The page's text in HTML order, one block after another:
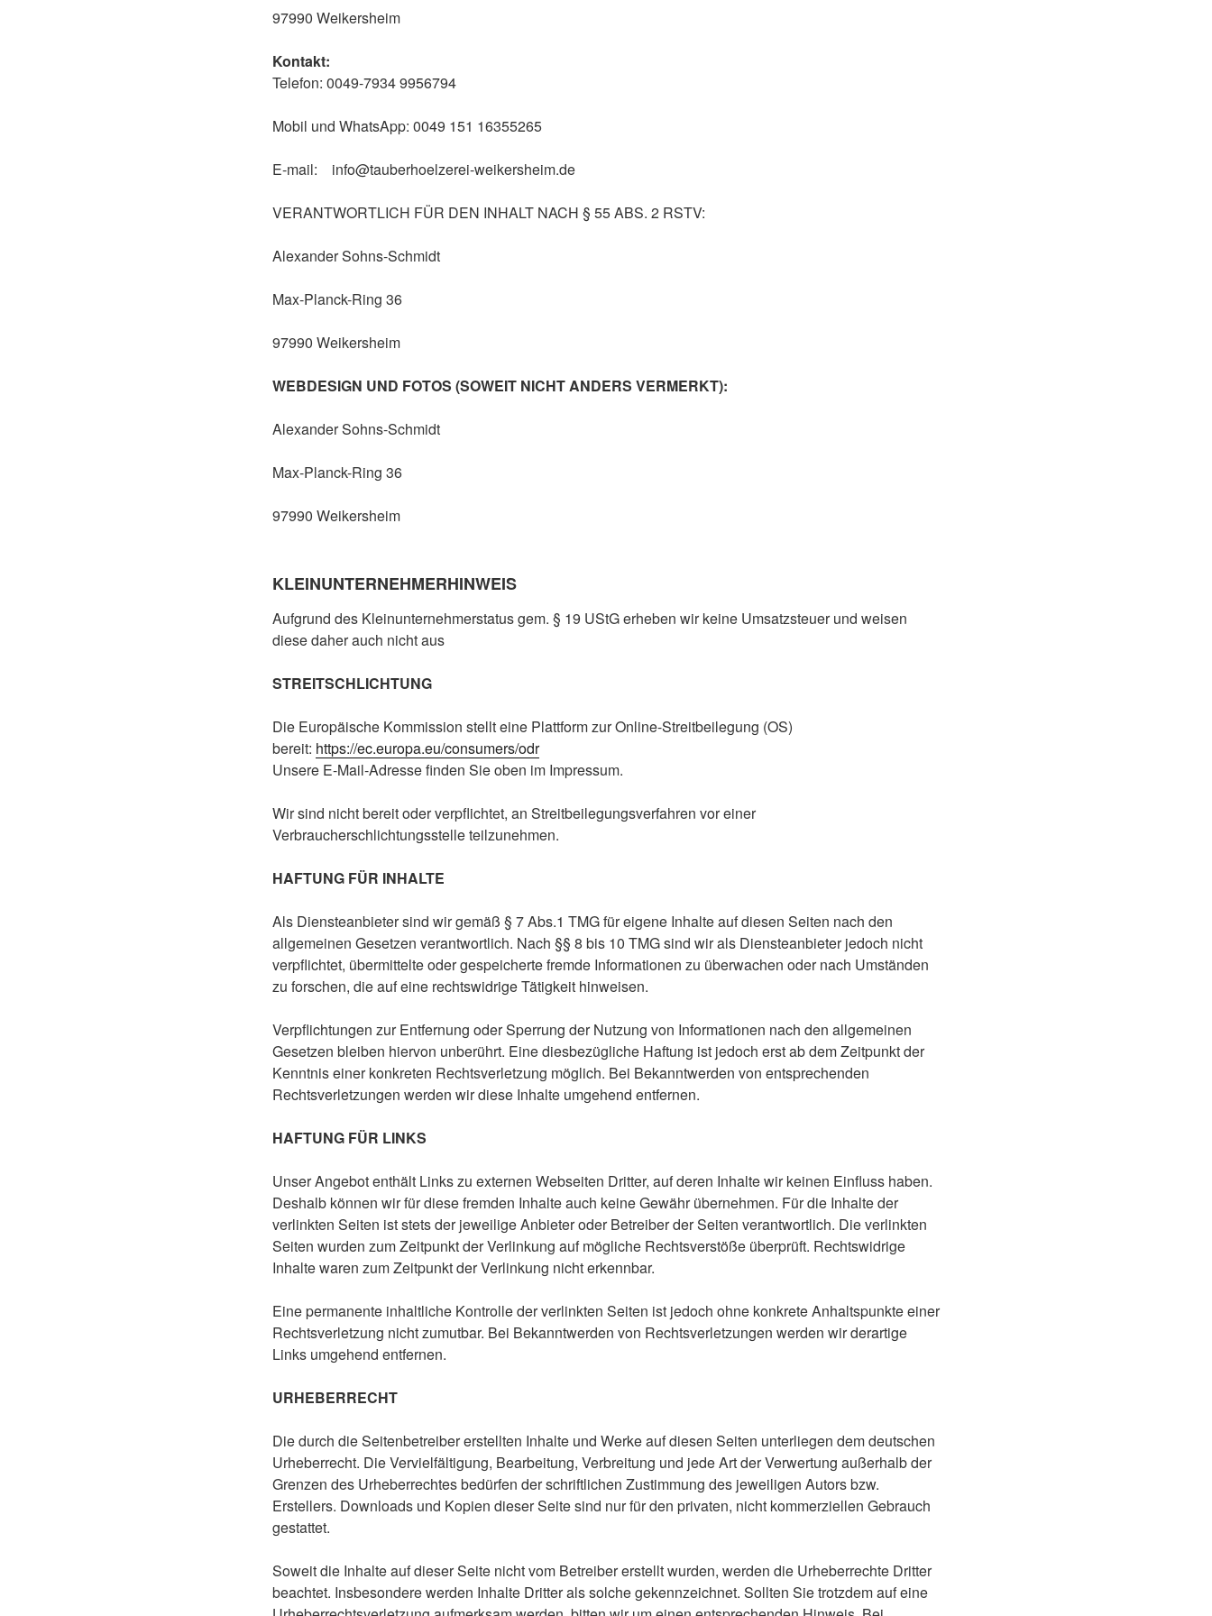
97990 Weikersheim
Kontakt:
Telefon: 0049-7934 9956794
Mobil und WhatsApp: 0049 151 16355265
E-mail: info@tauberhoelzerei-weikersheim.de
VERANTWORTLICH FÜR DEN INHALT NACH § 55 ABS. 2 RSTV:
Alexander Sohns-Schmidt
Max-Planck-Ring 36
97990 Weikersheim
WEBDESIGN UND FOTOS (SOWEIT NICHT ANDERS VERMERKT):
Alexander Sohns-Schmidt
Max-Planck-Ring 36
97990 Weikersheim
KLEINUNTERNEHMERHINWEIS
Aufgrund des Kleinunternehmerstatus gem. § 19 UStG erheben wir keine Umsatzsteuer und weisen
diese daher auch nicht aus
STREITSCHLICHTUNG
Die Europäische Kommission stellt eine Plattform zur Online-Streitbeilegung (OS)
bereit: https://ec.europa.eu/consumers/odr
Unsere E-Mail-Adresse finden Sie oben im Impressum.
Wir sind nicht bereit oder verpflichtet, an Streitbeilegungsverfahren vor einer
Verbraucherschlichtungsstelle teilzunehmen.
HAFTUNG FÜR INHALTE
Als Diensteanbieter sind wir gemäß § 7 Abs.1 TMG für eigene Inhalte auf diesen Seiten nach den
allgemeinen Gesetzen verantwortlich. Nach §§ 8 bis 10 TMG sind wir als Diensteanbieter jedoch nicht
verpflichtet, übermittelte oder gespeicherte fremde Informationen zu überwachen oder nach Umständen
zu forschen, die auf eine rechtswidrige Tätigkeit hinweisen.
Verpflichtungen zur Entfernung oder Sperrung der Nutzung von Informationen nach den allgemeinen
Gesetzen bleiben hiervon unberührt. Eine diesbezügliche Haftung ist jedoch erst ab dem Zeitpunkt der
Kenntnis einer konkreten Rechtsverletzung möglich. Bei Bekanntwerden von entsprechenden
Rechtsverletzungen werden wir diese Inhalte umgehend entfernen.
HAFTUNG FÜR LINKS
Unser Angebot enthält Links zu externen Webseiten Dritter, auf deren Inhalte wir keinen Einfluss haben.
Deshalb können wir für diese fremden Inhalte auch keine Gewähr übernehmen. Für die Inhalte der
verlinkten Seiten ist stets der jeweilige Anbieter oder Betreiber der Seiten verantwortlich. Die verlinkten
Seiten wurden zum Zeitpunkt der Verlinkung auf mögliche Rechtsverstöße überprüft. Rechtswidrige
Inhalte waren zum Zeitpunkt der Verlinkung nicht erkennbar.
Eine permanente inhaltliche Kontrolle der verlinkten Seiten ist jedoch ohne konkrete Anhaltspunkte einer
Rechtsverletzung nicht zumutbar. Bei Bekanntwerden von Rechtsverletzungen werden wir derartige
Links umgehend entfernen.
URHEBERRECHT
Die durch die Seitenbetreiber erstellten Inhalte und Werke auf diesen Seiten unterliegen dem deutschen
Urheberrecht. Die Vervielfältigung, Bearbeitung, Verbreitung und jede Art der Verwertung außerhalb der
Grenzen des Urheberrechtes bedürfen der schriftlichen Zustimmung des jeweiligen Autors bzw.
Erstellers. Downloads und Kopien dieser Seite sind nur für den privaten, nicht kommerziellen Gebrauch
gestattet.
Soweit die Inhalte auf dieser Seite nicht vom Betreiber erstellt wurden, werden die Urheberrechte Dritter
beachtet. Insbesondere werden Inhalte Dritter als solche gekennzeichnet. Sollten Sie trotzdem auf eine